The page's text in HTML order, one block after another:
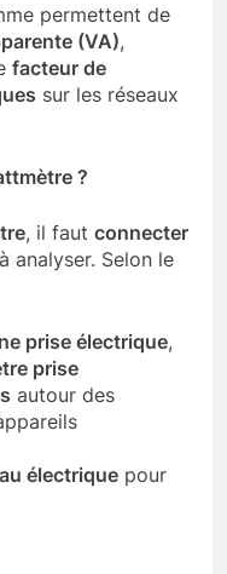
permettent de
(VA),
facteur de
sur les réseaux
?
, il faut connecter
à analyser. Selon le
prise électrique,
prise
autour des
électrique pour